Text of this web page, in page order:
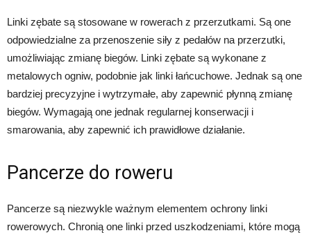
Linki zębate są stosowane w rowerach z przerzutkami. Są one
odpowiedzialne za przenoszenie siły z pedałów na przerzutki,
umożliwiając zmianę biegów. Linki zębate są wykonane z
metalowych ogniw, podobnie jak linki łańcuchowe. Jednak są one
bardziej precyzyjne i wytrzymałe, aby zapewnić płynną zmianę
biegów. Wymagają one jednak regularnej konserwacji i
smarowania, aby zapewnić ich prawidłowe działanie.
Pancerze do roweru
Pancerze są niezwykle ważnym elementem ochrony linki
rowerowych. Chronią one linki przed uszkodzeniami, które mogą